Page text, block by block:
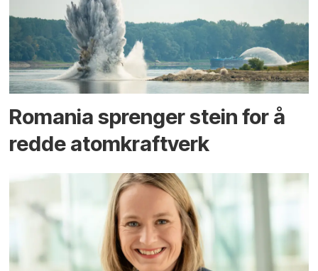
Romania sprenger stein for å
redde atomkraftverk